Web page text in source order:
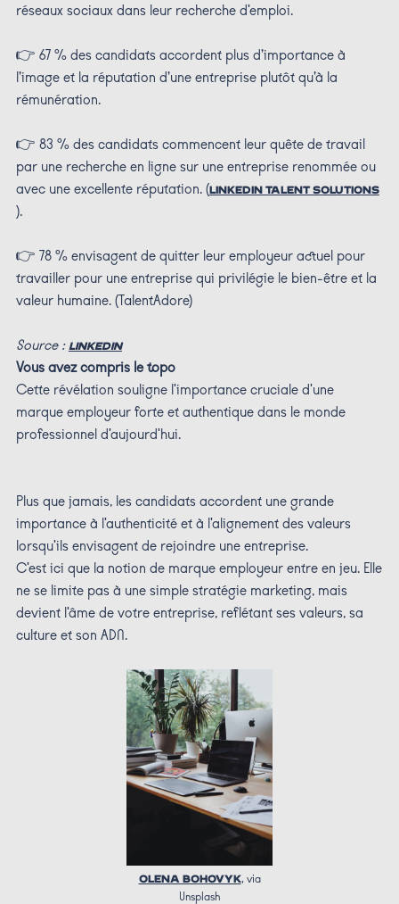
réseaux sociaux dans leur recherche d'emploi.
👉 67 % des candidats accordent plus d’importance à
l’image et la réputation d’une entreprise plutôt qu’à la
rémunération.
👉 83 % des candidats commencent leur quête de travail
par une recherche en ligne sur une entreprise renommée ou
avec une excellente réputation. (LINKEDIN TALENT SOLUTIONS
).
👉 78 % envisagent de quitter leur employeur actuel pour
travailler pour une entreprise qui privilégie le bien-être et la
valeur humaine. (TalentAdore)
Source : LINKEDIN
Vous avez compris le topo
Cette révélation souligne l'importance cruciale d'une
marque employeur forte et authentique dans le monde
professionnel d'aujourd'hui.
Plus que jamais, les candidats accordent une grande
importance à l'authenticité et à l'alignement des valeurs
lorsqu'ils envisagent de rejoindre une entreprise.
C'est ici que la notion de marque employeur entre en jeu. Elle
ne se limite pas à une simple stratégie marketing, mais
devient l'âme de votre entreprise, reflétant ses valeurs, sa
culture et son ADN.
OLENA BOHOVYK, via
Unsplash